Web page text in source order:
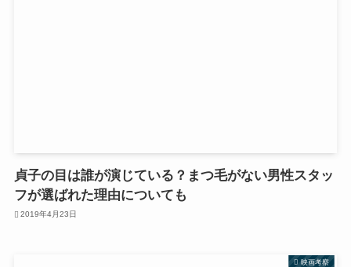
貞子の目は誰が演じている？まつ毛がない男性スタッ
フが選ばれた理由についても
2019年4月23日
映画考察